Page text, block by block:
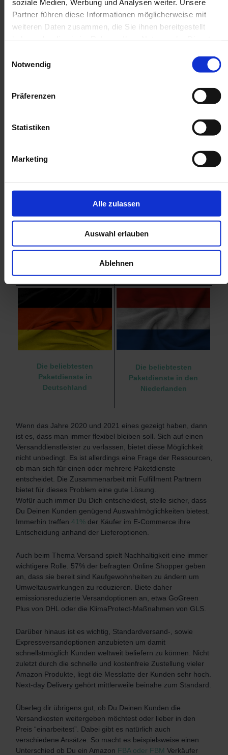
soziale Medien, Werbung und Analysen weiter. Unsere
Partner führen diese Informationen möglicherweise mit
weiteren Daten zusammen, die Sie ihnen bereitgestellt
Notwendig
Präferenzen
Statistiken
Marketing
Alle zulassen
Auswahl erlauben
Ablehnen
Die Auswahl des besten Paketdienstes überfordert die
und Deinen Zielmarkt zu finden. Um Dir einen besseren
Durchblick zu ermöglichen, haben wir hier eine Übersicht
zusammengestellt.
Die beliebtesten
Paketdienste in Frankreich
Die beliebtesten
Paketdienste in
Deutschland
Die beliebtesten
Paketdienste in den
Niederlanden
Wenn das Jahre 2020 und 2021 eines gezeigt haben, dann
ist es, dass man immer flexibel bleiben soll. Sich auf einen
Versanddienstleister zu verlassen, bietet diese Möglichkeit
nicht unbedingt. Es ist allerdings eine Frage der Ressourcen,
ob man sich für einen oder mehrere Paketdienste
entscheidet. Die Zusammenarbeit mit Fulfillment Partnern
bietet für dieses Problem eine gute Lösung.
Wofür auch immer Du Dich entscheidest, stelle sicher, dass
Du Deinen Kunden genügend Auswahlmöglichkeiten bietest.
Immerhin treffen 41% der Käufer im E-Commerce ihre
Entscheidung anhand der Lieferoptionen.
Auch beim Thema Versand spielt Nachhaltigkeit eine immer
wichtigere Rolle. 57% der befragten Online Shopper geben
an, dass sie bereit sind Kaufgewohnheiten zu ändern um
Umweltauswirkungen zu reduzieren. Biete daher
emissionsreduzierte Versandoptionen an, etwa GoGreen
Plus von DHL oder die KlimaProtect-Maßnahmen von GLS.
Darüber hinaus ist es wichtig, Standardversand-, sowie
Expressversandoptionen anzubieten um damit
schnellstmöglich Kunden weltweit beliefern zu können. Nicht
zuletzt durch die schnelle und kostenfreie Zustellung vieler
Amazon Produkte, liegt die Messlatte der Kunden sehr hoch.
Next-day Delivery gehört mittlerweile beinahe zum Standard.
Überleg dir übrigens gut, ob Du Deinen Kunden die
Versandkosten weitergeben möchtest oder lieber in den
Preis “einarbeitest”. Dabei gibt es natürlich auch
verschiedene Ansätze. So macht es beispielsweise einen
Unterschied ob Du ein Amazon FBA oder FBM Verkäufer